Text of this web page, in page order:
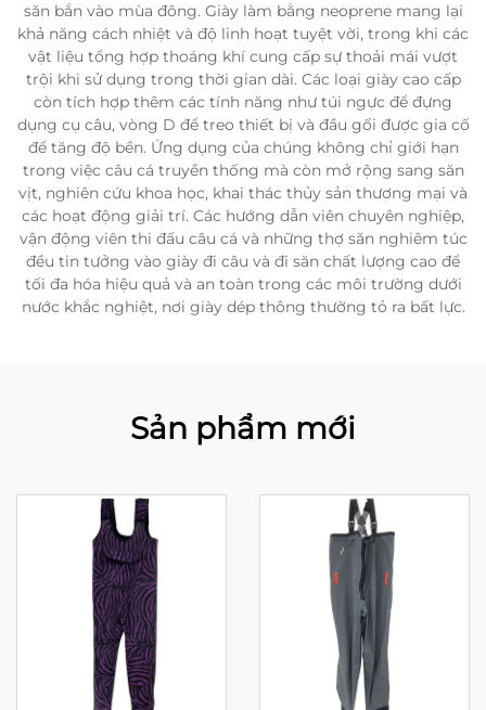
săn bắn vào mùa đông. Giày làm bằng neoprene mang lại
khả năng cách nhiệt và độ linh hoạt tuyệt vời, trong khi các
vật liệu tổng hợp thoáng khí cung cấp sự thoải mái vượt
trội khi sử dụng trong thời gian dài. Các loại giày cao cấp
còn tích hợp thêm các tính năng như túi ngực để đựng
dụng cụ câu, vòng D để treo thiết bị và đầu gối được gia cố
để tăng độ bền. Ứng dụng của chúng không chỉ giới hạn
trong việc câu cá truyền thống mà còn mở rộng sang săn
vịt, nghiên cứu khoa học, khai thác thủy sản thương mại và
các hoạt động giải trí. Các hướng dẫn viên chuyên nghiệp,
vận động viên thi đấu câu cá và những thợ săn nghiêm túc
đều tin tưởng vào giày đi câu và đi săn chất lượng cao để
tối đa hóa hiệu quả và an toàn trong các môi trường dưới
nước khắc nghiệt, nơi giày dép thông thường tỏ ra bất lực.
Sản phẩm mới